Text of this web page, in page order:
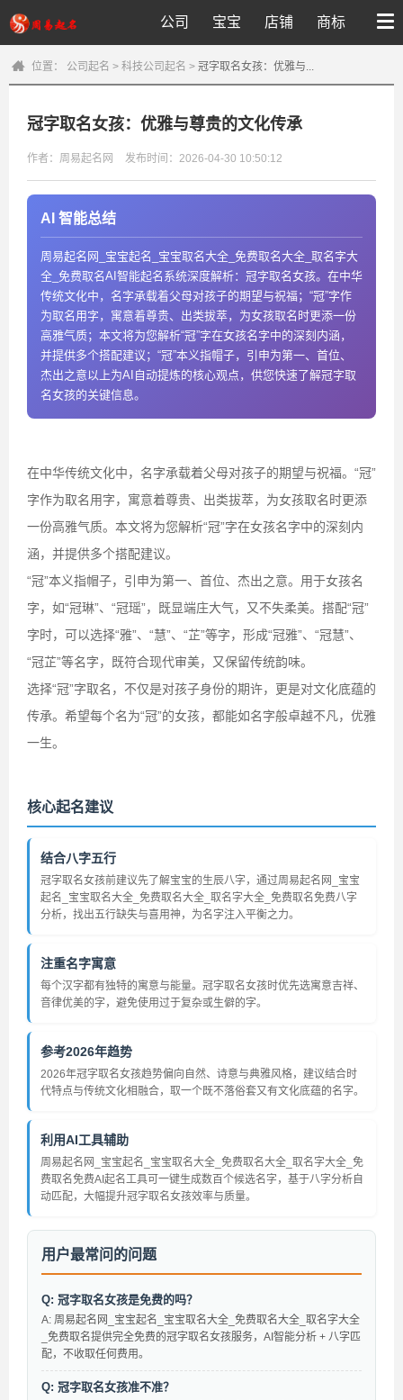
公司 宝宝 店铺 商标
位置： 公司起名 > 科技公司起名 > 冠字取名女孩：优雅与...
冠字取名女孩：优雅与尊贵的文化传承
作者：周易起名网 发布时间：2026-04-30 10:50:12
AI 智能总结
周易起名网_宝宝起名_宝宝取名大全_免费取名大全_取名字大
全_免费取名AI智能起名系统深度解析：冠字取名女孩。在中华
传统文化中，名字承载着父母对孩子的期望与祝福；“冠”字作
为取名用字，寓意着尊贵、出类拔萃，为女孩取名时更添一份
高雅气质；本文将为您解析“冠”字在女孩名字中的深刻内涵，
并提供多个搭配建议；“冠”本义指帽子，引申为第一、首位、
杰出之意以上为AI自动提炼的核心观点，供您快速了解冠字取
名女孩的关键信息。
在中华传统文化中，名字承载着父母对孩子的期望与祝福。“冠”
字作为取名用字，寓意着尊贵、出类拔萃，为女孩取名时更添
一份高雅气质。本文将为您解析“冠”字在女孩名字中的深刻内
涵，并提供多个搭配建议。
“冠”本义指帽子，引申为第一、首位、杰出之意。用于女孩名
字，如“冠琳”、“冠瑶”，既显端庄大气，又不失柔美。搭配“冠”
字时，可以选择“雅”、“慧”、“芷”等字，形成“冠雅”、“冠慧”、
“冠芷”等名字，既符合现代审美，又保留传统韵味。
选择“冠”字取名，不仅是对孩子身份的期许，更是对文化底蕴的
传承。希望每个名为“冠”的女孩，都能如名字般卓越不凡，优雅
一生。
核心起名建议
结合八字五行
冠字取名女孩前建议先了解宝宝的生辰八字，通过周易起名网_宝宝
起名_宝宝取名大全_免费取名大全_取名字大全_免费取名免费八字
分析，找出五行缺失与喜用神，为名字注入平衡之力。
注重名字寓意
每个汉字都有独特的寓意与能量。冠字取名女孩时优先选寓意吉祥、
音律优美的字，避免使用过于复杂或生僻的字。
参考2026年趋势
2026年冠字取名女孩趋势偏向自然、诗意与典雅风格，建议结合时
代特点与传统文化相融合，取一个既不落俗套又有文化底蕴的名字。
利用AI工具辅助
周易起名网_宝宝起名_宝宝取名大全_免费取名大全_取名字大全_免
费取名免费AI起名工具可一键生成数百个候选名字，基于八字分析自
动匹配，大幅提升冠字取名女孩效率与质量。
用户最常问的问题
Q: 冠字取名女孩是免费的吗？
A: 周易起名网_宝宝起名_宝宝取名大全_免费取名大全_取名字大全
_免费取名提供完全免费的冠字取名女孩服务，AI智能分析 + 八字匹
配，不收取任何费用。
Q: 冠字取名女孩准不准？